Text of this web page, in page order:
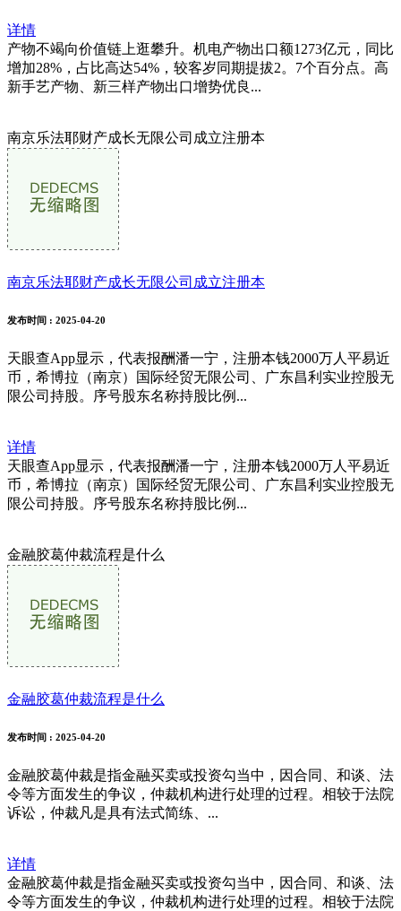
详情
产物不竭向价值链上逛攀升。机电产物出口额1273亿元，同比
增加28%，占比高达54%，较客岁同期提拔2。7个百分点。高
新手艺产物、新三样产物出口增势优良...
南京乐法耶财产成长无限公司成立注册本
南京乐法耶财产成长无限公司成立注册本
发布时间 : 2025-04-20
天眼查App显示，代表报酬潘一宁，注册本钱2000万人平易近
币，希博拉（南京）国际经贸无限公司、广东昌利实业控股无
限公司持股。序号股东名称持股比例...
详情
天眼查App显示，代表报酬潘一宁，注册本钱2000万人平易近
币，希博拉（南京）国际经贸无限公司、广东昌利实业控股无
限公司持股。序号股东名称持股比例...
金融胶葛仲裁流程是什么
金融胶葛仲裁流程是什么
发布时间 : 2025-04-20
金融胶葛仲裁是指金融买卖或投资勾当中，因合同、和谈、法
令等方面发生的争议，仲裁机构进行处理的过程。相较于法院
诉讼，仲裁凡是具有法式简练、...
详情
金融胶葛仲裁是指金融买卖或投资勾当中，因合同、和谈、法
令等方面发生的争议，仲裁机构进行处理的过程。相较于法院